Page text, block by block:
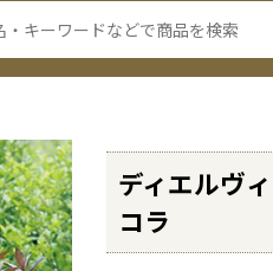
ディエルヴ
コラ